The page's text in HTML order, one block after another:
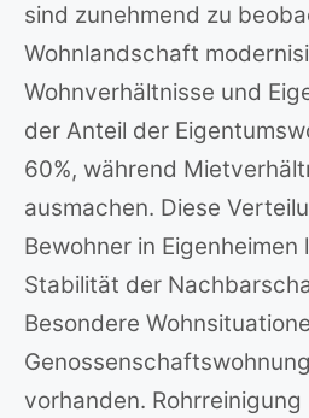
sind zunehmend zu
Wohnlandschaft
Wohnverhältnisse und
der Anteil der
60%, während
ausmachen. Diese
Bewohner in Eigenheimen
Stabilität der
Besondere
vorhanden.